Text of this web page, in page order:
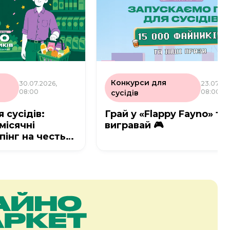
30.07.2026,
08:00
сусідів:
на честь
Конкурси для
сусідів
08:00
Грай у «Flappy Fayno» та
вигравай 🎮